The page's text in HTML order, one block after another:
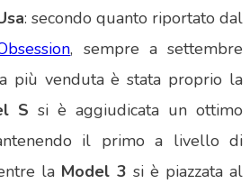
: secondo quanto riportato dal
, sempre a settembre
più venduta è stata proprio la
S si è aggiudicata un ottimo
il primo a livello di
la Model 3 si è piazzata al